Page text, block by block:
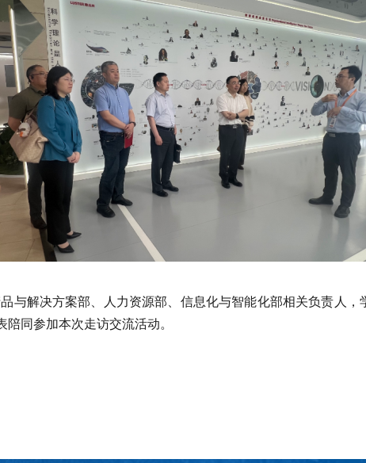
与解决方案部、人力资源部、信息化与智能化部相关负责人，
同参加本次走访交流活动。